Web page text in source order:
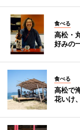
食べる
高松・
好みの
食べる
高松で
花いけ